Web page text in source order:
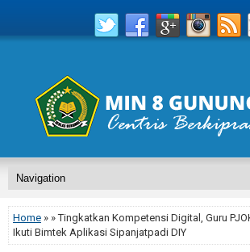
Home » » Tingkatkan Kompetensi Digital, Guru
Ikuti Bimtek Aplikasi Sipanjatpadi DIY